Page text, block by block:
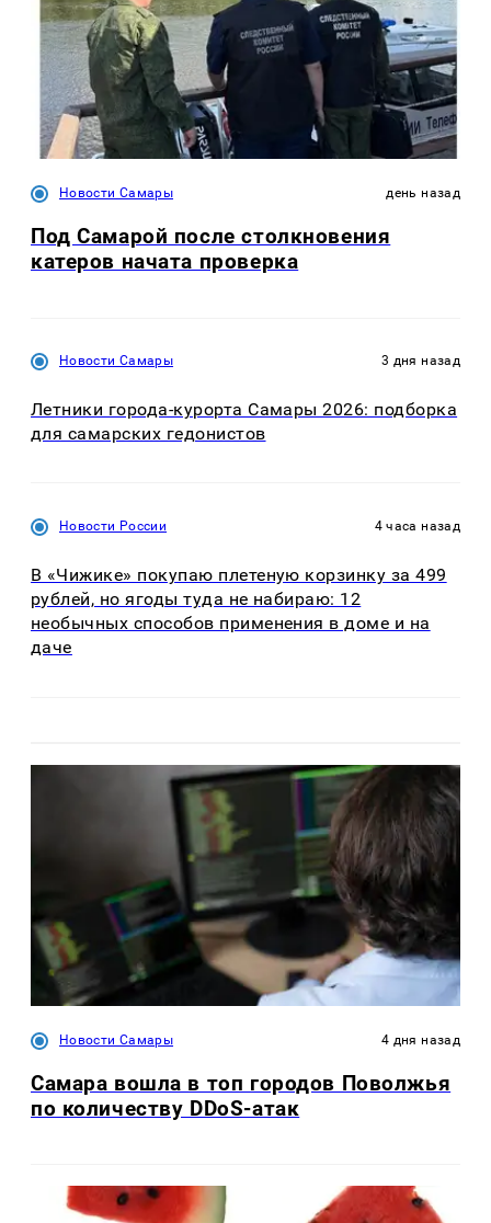
Новости Самары день назад
Под Самарой после столкновения
катеров начата проверка
Новости Самары 3 дня назад
Летники города-курорта Самары 2026: подборка
для самарских гедонистов
Новости России 4 часа назад
В «Чижике» покупаю плетеную корзинку за 499
рублей, но ягоды туда не набираю: 12
необычных способов применения в доме и на
даче
Новости Самары 4 дня назад
Самара вошла в топ городов Поволжья
по количеству DDoS-атак